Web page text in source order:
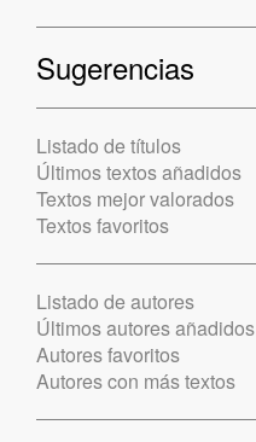
Sugerencias
Listado de títulos
Últimos textos añadidos
Textos mejor valorados
Textos favoritos
Listado de autores
Últimos autores añadidos
Autores favoritos
Autores con más textos